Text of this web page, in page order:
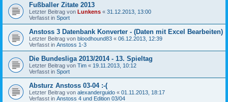
Fußballer Zitate 2013
Letzter Beitrag von Lunkens « 31.12.2013, 13:00
Verfasst in Sport
Anstoss 3 Datenbank Konverter - (Daten mit Excel Bearbeiten)
Letzter Beitrag von bloodhound83 « 06.12.2013, 12:39
Verfasst in Anstoss 1-3
Die Bundesliga 2013/2014 - 13. Spieltag
Letzter Beitrag von Tim « 19.11.2013, 10:12
Verfasst in Sport
Absturz Anstoss 03-04 :-(
Letzter Beitrag von alexanderguido « 01.11.2013, 18:17
Verfasst in Anstoss 4 und Edition 03/04